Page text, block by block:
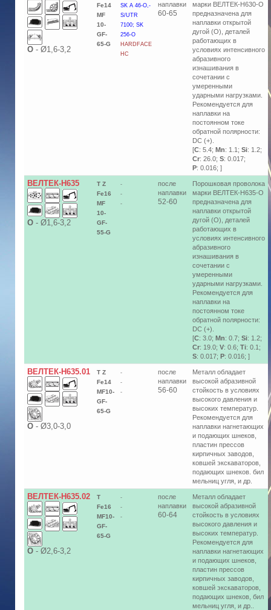
О - Ø1,6-3,2
Fe14
MF
10-
GF-
65-G
SK A 46-O,-
S/UTR
7100; SK
256-O
HARDFACE
НC
наплавки
60-65
марки ВЕЛТЕК-Н630-О
предназначена для
наплавки открытой
дугой (О), деталей
работающих в
условиях интенсивного
абразивного
изнашивания в
сочетании с
умеренными
ударными нагрузками.
Рекомендуется для
наплавки на
постоянном токе
обратной полярности:
DC (+).
[C: 5.4; Mn: 1.1; Si: 1.2;
Cr: 26.0; S: 0.017;
P: 0.016; ]
ВЕЛТЕК-Н635
О - Ø1,6-3,2
T Z
Fe16
MF
10-
GF-
55-G
-
-
-
после
наплавки
52-60
Порошковая проволока
марки ВЕЛТЕК-Н635-О
предназначена для
наплавки открытой
дугой (О), деталей
работающих в
условиях интенсивного
абразивного
изнашивания в
сочетании с
умеренными
ударными нагрузками.
Рекомендуется для
наплавки на
постоянном токе
обратной полярности:
DC (+).
[C: 3.0; Mn: 0.7; Si: 1.2;
Cr: 19.0; V: 0.6; Ti: 0.1;
S: 0.017; P: 0.016; ]
ВЕЛТЕК-Н635.01
О - Ø3,0-3,0
T Z
Fe14
MF10-
GF-
65-G
-
-
-
после
наплавки
56-60
Металл обладает
высокой абразивной
стойкость в условиях
высокого давления и
высоких температур.
Рекомендуется для
наплавки нагнетающих
и подающих шнеков,
пластин прессов
кирпичных заводов,
ковшей экскаваторов,
подающих шнеков. бил
мельниц угля, и др.
ВЕЛТЕК-Н635.02
О - Ø2,6-3,2
T
Fe16
MF10-
GF-
65-G
-
-
-
после
наплавки
60-64
Металл обладает
высокой абразивной
стойкость в условиях
высокого давления и
высоких температур.
Рекомендуется для
наплавки нагнетающих
и подающих шнеков,
пластин прессов
кирпичных заводов,
ковшей экскаваторов,
подающих шнеков, бил
мельниц угля, и др..